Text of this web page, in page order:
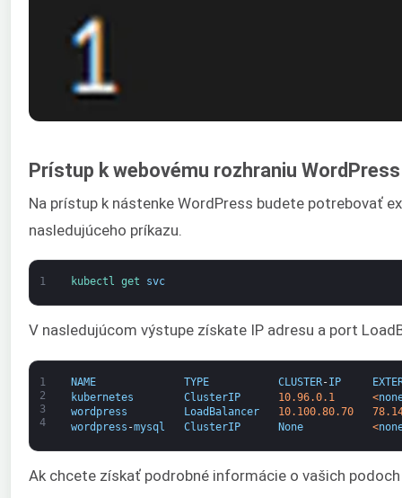
Prístup k webovému rozhraniu WordPress
Na prístup k nástenke WordPress budete potrebovať
nasledujúceho príkazu.
1 kubectl get svc
V nasledujúcom výstupe získate IP adresu a port
1
2
3
4
NAME TYPE CLUSTER-IP
kubernetes
ClusterIP 10.96.0.1 <
wordpress
LoadBalancer 10.100.80.70
wordpress -mysql ClusterIP None <
Ak chcete získať podrobné informácie o vašich